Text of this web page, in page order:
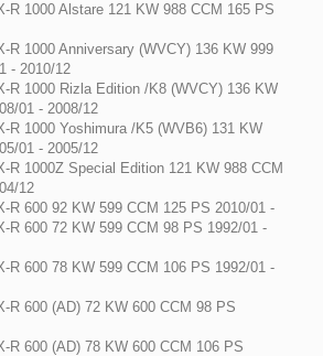
R 1000 Alstare 121 KW 988 CCM 165 PS
R 1000 Anniversary (WVCY) 136 KW 999
- 2010/12
R 1000 Rizla Edition /K8 (WVCY) 136 KW
01 - 2008/12
R 1000 Yoshimura /K5 (WVB6) 131 KW
01 - 2005/12
R 1000Z Special Edition 121 KW 988 CCM
12
R 600 92 KW 599 CCM 125 PS 2010/01 -
R 600 72 KW 599 CCM 98 PS 1992/01 -
R 600 78 KW 599 CCM 106 PS 1992/01 -
R 600 (AD) 72 KW 600 CCM 98 PS
R 600 (AD) 78 KW 600 CCM 106 PS